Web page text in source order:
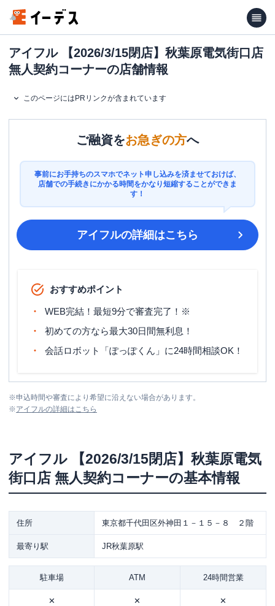
アイフル 【2026/3/15閉店】秋葉原電気街口店
無人契約コーナーの店舗情報
このページにはPRリンクが含まれています
ご融資をお急ぎの方へ
事前にお手持ちのスマホでネット申し込みを済ませておけば、
店舗での手続きにかかる時間をかなり短縮することができま
す！
アイフルの詳細はこちら
おすすめポイント
WEB完結！最短9分で審査完了！※
初めての方なら最大30日間無利息！
会話ロボット「ぽっぽくん」に24時間相談OK！
※申込時間や審査により希望に沿えない場合があります。
※アイフルの詳細はこちら
アイフル
【2026/3/15閉店】秋葉原電気
街口店 無人契約コーナーの基本情報
住所 東京都千代田区外神田１－１５－８ ２階
最寄り駅 JR秋葉原駅
駐車場 ATM 24時間営業
✕ ✕ ✕